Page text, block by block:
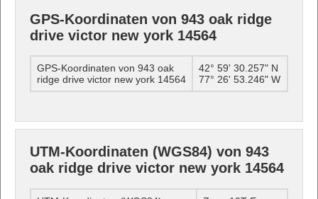
GPS-Koordinaten von 943 oak ridge
drive victor new york 14564
GPS-Koordinaten von 943 oak
ridge drive victor new york 14564
42° 59' 30.257" N
77° 26' 53.246" W
UTM-Koordinaten (WGS84) von 943
oak ridge drive victor new york 14564